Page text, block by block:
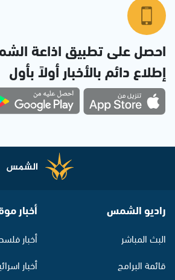
احصل على تطبيق اذاعة
إطلاع دائم بالأخبار أولاً بأول
راديو الشمس
البث المباشر
قائمة البرامج
أخبار
أخبار
أخبار